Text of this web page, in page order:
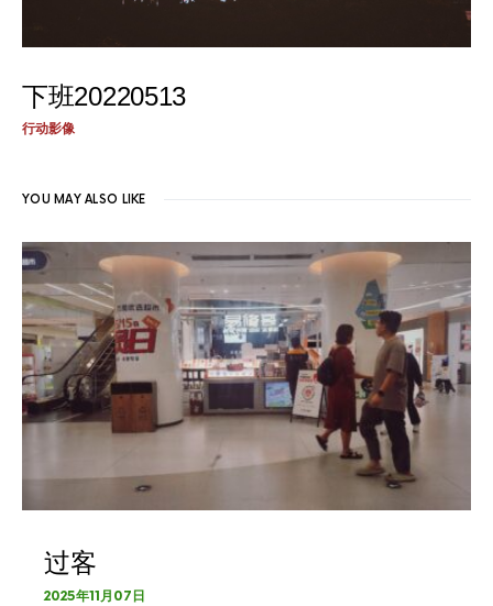
下班20220513
行动影像
YOU MAY ALSO LIKE
过客
2025年11月07日